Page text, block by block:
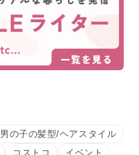
男の子の髪型/ヘアスタイル
コストコ
イベント